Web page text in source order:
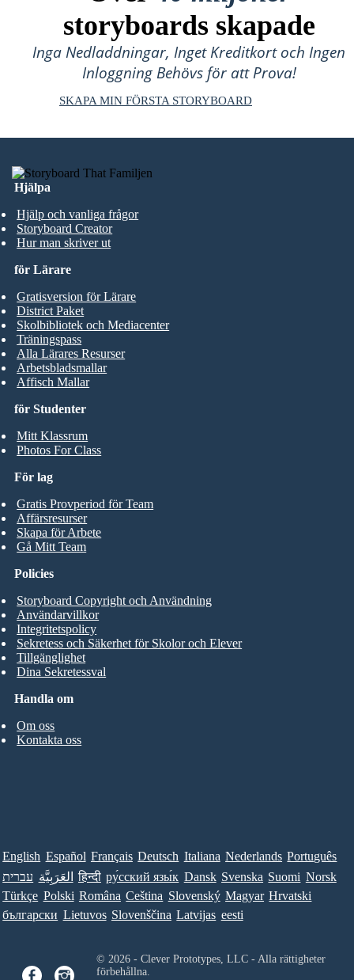
storyboards skapade
Inga Nedladdningar, Inget Kreditkort och Ingen
Inloggning Behövs för att Prova!
SKAPA MIN FÖRSTA STORYBOARD
Hjälpa
Hjälp och vanliga frågor
Storyboard Creator
Hur man skriver ut
för Studenter
Mitt Klassrum
Photos For Class
för Lärare
Gratisversion för Lärare
District Paket
Skolbibliotek och Mediacenter
Träningspass
Alla Lärares Resurser
Arbetsbladsmallar
Affisch Mallar
För lag
Gratis Provperiod för Team
Affärsresurser
Skapa för Arbete
Gå Mitt Team
Handla om
Om oss
Kontakta oss
Policies
Storyboard Copyright och Användning
Användarvillkor
Integritetspolicy
Sekretess och Säkerhet för Skolor och Elever
Tillgänglighet
Dina Sekretessval
English Español Français Deutsch Italiana Nederlands Português
עברית العَرَبِيَّة हिन्दी ру́сский язы́к Dansk Svenska Suomi Norsk
Türkçe Polski Româna Ceština Slovenský Magyar Hrvatski
български Lietuvos Slovenščina Latvijas eesti
© 2026 - Clever Prototypes, LLC - Alla rättigheter
förbehållna.